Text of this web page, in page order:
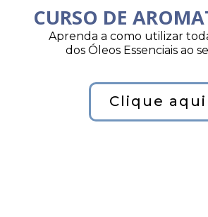
CURSO DE
Aprenda a como utilizar
dos Óleos Essenciais ao
Clique aqui